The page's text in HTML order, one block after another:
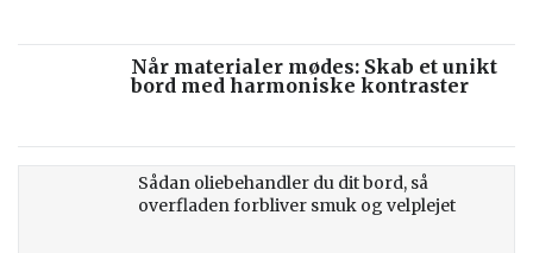
Når materialer mødes: Skab et unikt
bord med harmoniske kontraster
Sådan oliebehandler du dit bord, så
overfladen forbliver smuk og velplejet